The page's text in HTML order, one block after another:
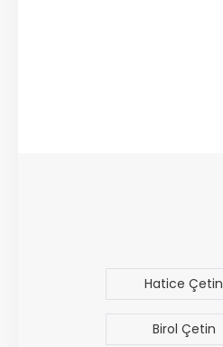
Hatice Çetin
Birol Çetin